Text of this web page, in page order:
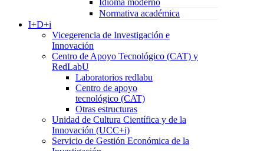
Idioma moderno
Normativa académica
I+D+i
Vicegerencia de Investigación e
Innovación
Centro de Apoyo Tecnológico (CAT) y
RedLabU
Laboratorios redlabu
Centro de apoyo
tecnológico (CAT)
Otras estructuras
Unidad de Cultura Científica y de la
Innovación (UCC+i)
Servicio de Gestión Económica de la